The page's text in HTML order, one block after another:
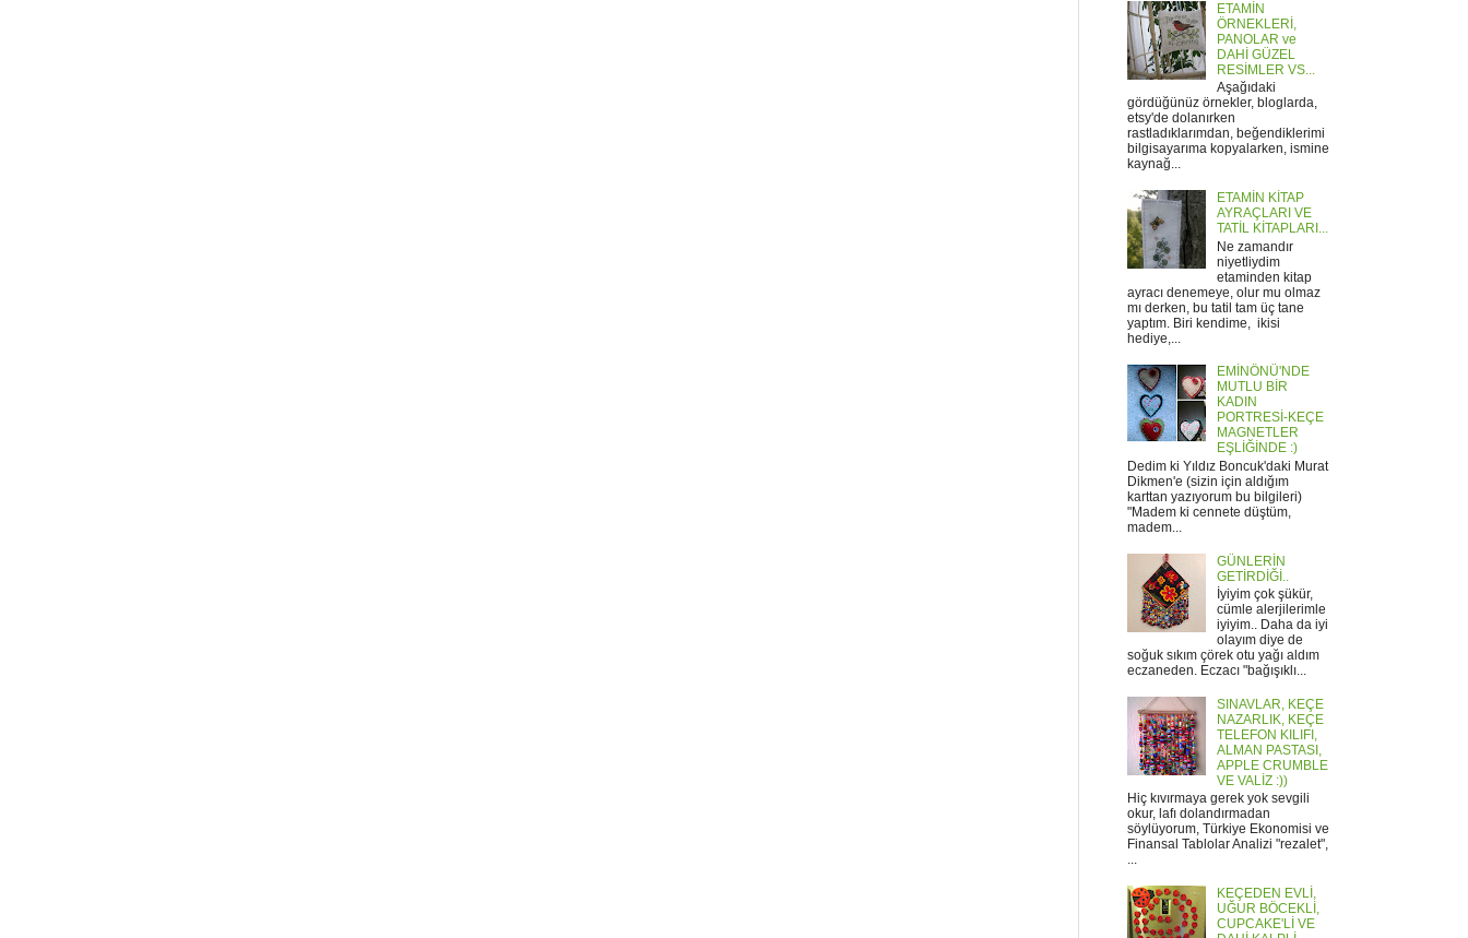
ETAMİN
ÖRNEKLERİ,
PANOLAR ve
DAHİ GÜZEL
RESİMLER VS...
Aşağıdaki
gördüğünüz örnekler, bloglarda,
etsy'de dolanırken
rastladıklarımdan, beğendiklerimi
bilgisayarıma kopyalarken, ismine
kaynağ...
ETAMİN KİTAP
AYRAÇLARI VE
TATİL KİTAPLARI...
Ne zamandır
niyetliydim
etaminden kitap
ayracı denemeye, olur mu olmaz
mı derken, bu tatil tam üç tane
yaptım. Biri kendime, ikisi
hediye,...
EMİNÖNÜ'NDE
MUTLU BİR
KADIN
PORTRESİ-KEÇE
MAGNETLER
EŞLİĞİNDE :)
Dedim ki Yıldız Boncuk'daki Murat
Dikmen'e (sizin için aldığım
karttan yazıyorum bu bilgileri)
"Madem ki cennete düştüm,
madem...
GÜNLERİN
GETİRDİĞİ..
İyiyim çok şükür,
cümle alerjilerimle
iyiyim.. Daha da iyi
olayım diye de
soğuk sıkım çörek otu yağı aldım
eczaneden. Eczacı "bağışıklı...
SINAVLAR, KEÇE
NAZARLIK, KEÇE
TELEFON KILIFI,
ALMAN PASTASI,
APPLE CRUMBLE
VE VALİZ :))
Hiç kıvırmaya gerek yok sevgili
okur, lafı dolandırmadan
söylüyorum, Türkiye Ekonomisi ve
Finansal Tablolar Analizi "rezalet",
...
KEÇEDEN EVLİ,
UĞUR BÖCEKLİ,
CUPCAKE'Lİ VE